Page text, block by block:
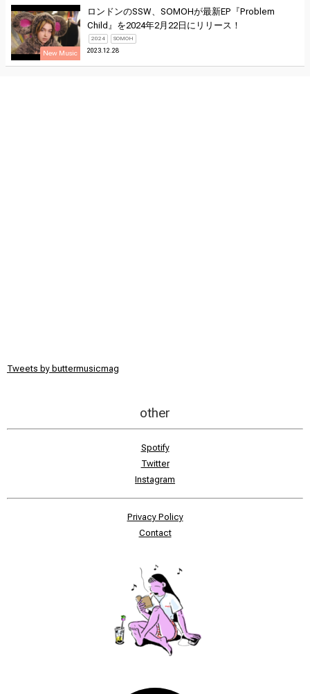
New Music
ロンドンのSSW、SOMOHが最新EP『Problem
Child』を2024年2月22日にリリース！
2024 SOMOH
2023.12.28
Tweets by buttermusicmag
other
Spotify
Twitter
Instagram
Privacy Policy
Contact